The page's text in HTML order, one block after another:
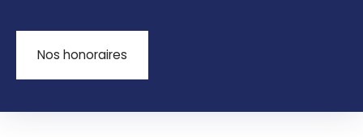
Nos honoraires